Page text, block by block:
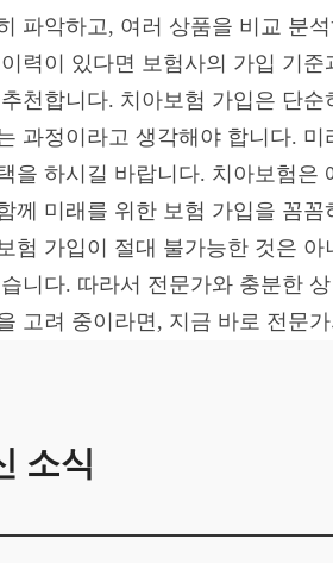
파악하고, 여러 상품을 비교 분
력이 있다면 보험사의 가입 기
천합니다. 치아보험 가입은 단
과정이라고 생각해야 합니다.
을 하시길 바랍니다. 치아보험
께 미래를 위한 보험 가입을 꼼
험 가입이 절대 불가능한 것은
니다. 따라서 전문가와 충분한
고려 중이라면, 지금 바로 전문
소식